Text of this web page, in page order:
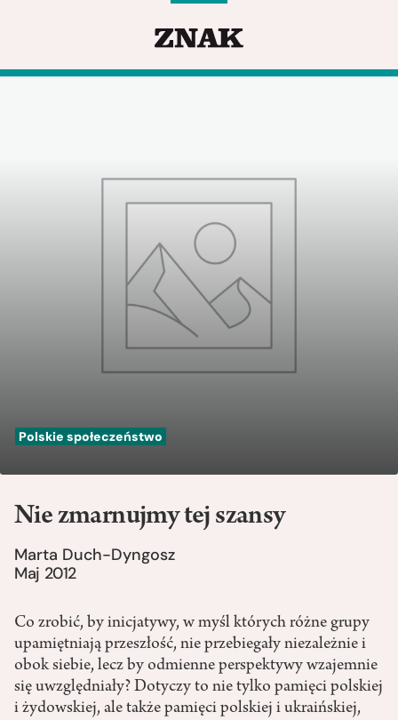
Polskie społeczeństwo
Nie zmarnujmy tej szansy
Marta Duch-Dyngosz
Maj 2012
Co zrobić, by inicjatywy, w myśl których różne grupy
upamiętniają przeszłość, nie przebiegały niezależnie i
obok siebie, lecz by odmienne perspektywy wzajemnie
się uwzględniały? Dotyczy to nie tylko pamięci polskiej
i żydowskiej, ale także pamięci polskiej i ukraińskiej,